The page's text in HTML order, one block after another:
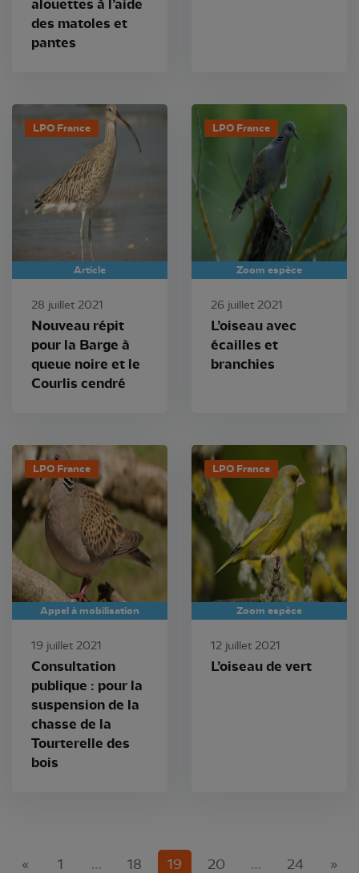
alouettes à l’aide
des matoles et
pantes
LPO France
Article
28 juillet 2021
Nouveau répit
pour la Barge à
queue noire et le
Courlis cendré
LPO France
Zoom espèce
26 juillet 2021
L’oiseau avec
écailles et
branchies
LPO France
Appel à mobilisation
19 juillet 2021
Consultation
publique : pour la
suspension de la
chasse de la
Tourterelle des
bois
LPO France
Zoom espèce
12 juillet 2021
L’oiseau de vert
« 1 … 18 19(current)
20 … 24 »